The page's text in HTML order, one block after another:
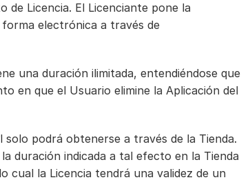
de Licencia. El Licenciante pone la
una duración ilimitada, entendiéndose que
en que el Usuario elimine la Aplicación del
solo podrá obtenerse a través de la Tienda.
duración indicada a tal efecto en la Tienda
cual la Licencia tendrá una validez de un